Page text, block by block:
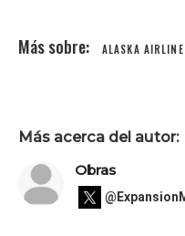
ALASKA
Más acerca del autor:
Obras